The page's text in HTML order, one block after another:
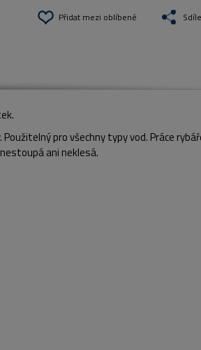
Přidat mezi oblíbené
pro všechny typy vod. Práce
ani neklesá.